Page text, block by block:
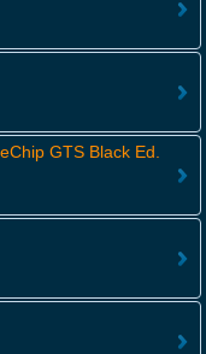
GTS Black Ed.